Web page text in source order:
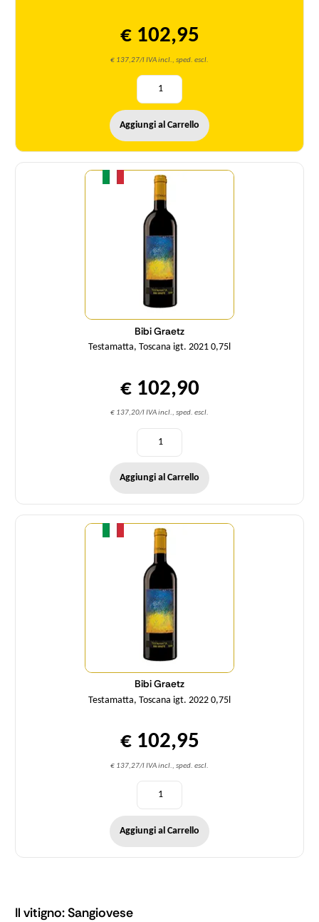
€ 102,95
€ 137,27/l IVA incl., sped. escl.
Aggiungi al Carrello
Bibi Graetz
Testamatta, Toscana igt. 2021 0,75l
€ 102,90
€ 137,20/l IVA incl., sped. escl.
Quantità
Aggiungi al Carrello
Bibi Graetz
Testamatta, Toscana igt. 2022 0,75l
€ 102,95
€ 137,27/l IVA incl., sped. escl.
Quantità
Aggiungi al Carrello
Il vitigno: Sangiovese